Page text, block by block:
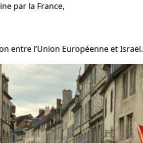
par la France,
entre l’Union Européenne et Israël.